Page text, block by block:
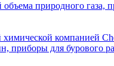
природного газа,
компанией
приборы для бурового